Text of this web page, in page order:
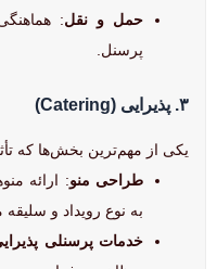
حمل و نقل:
پرسنل.
۳. پذیرایی (Catering)
یکی از مهم‌ترین بخش‌ها که
طراحی منو: ارائه
به نوع رویداد و سلیقه
خدمات پرسنلی